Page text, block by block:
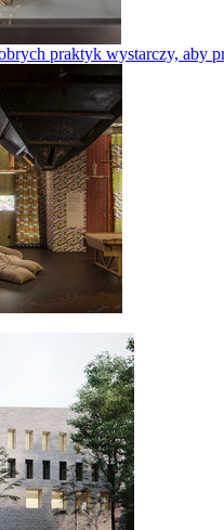
praktyk wystarczy, aby